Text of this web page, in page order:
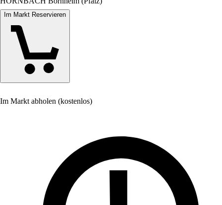
Im Markt Reservieren
Im Markt abholen (kostenlos)